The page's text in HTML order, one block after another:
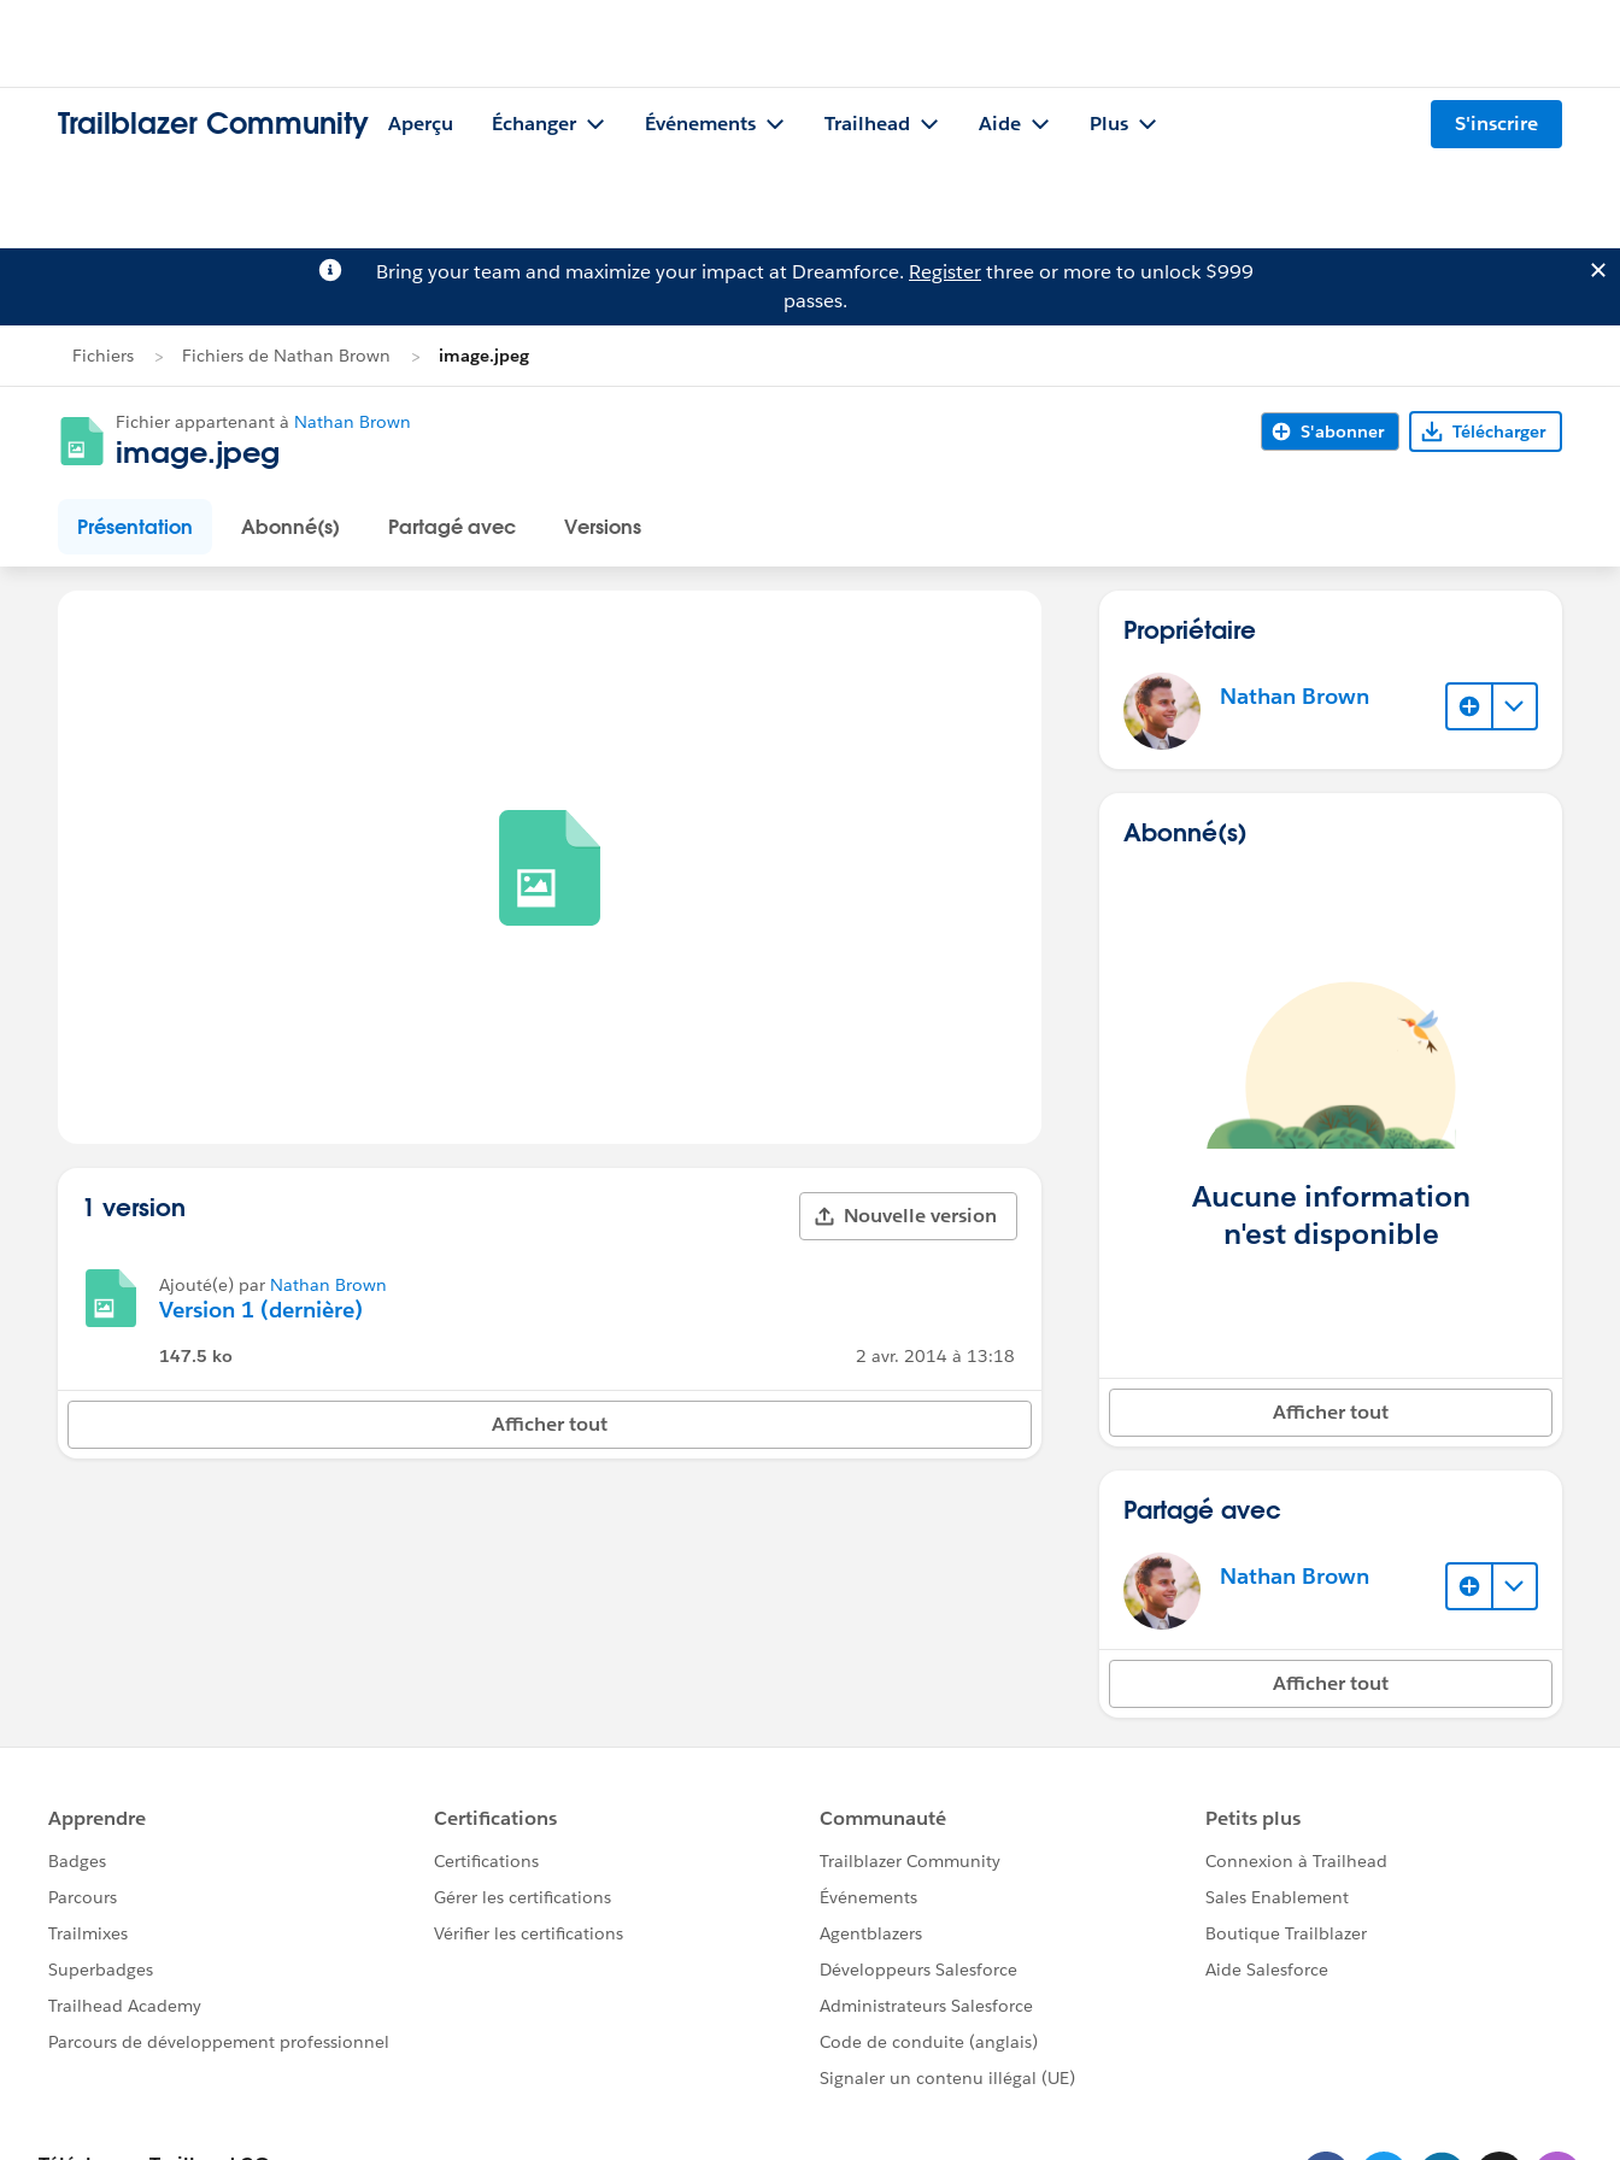
Trailblazer Community Aperçu Échanger Événements Trailhead Aide Plus S'inscrire
Bring your team and maximize your impact at Dreamforce. Registerthree or more to unlock $999
passes.
Fichiers Fichiers de Nathan Brown image.jpeg
Fichier appartenant à Nathan Brown
image.jpeg
S'abonner Télécharger
Présentation Abonné(s) Partagé avec Versions
1 version Nouvelle version
Ajouté(e) par Nathan Brown
Version 1 (dernière)
147.5 ko 2 avr. 2014 à 13:18
Afficher tout
Propriétaire
Nathan Brown
Abonné(s)
Aucune information
n'est disponible
Afficher tout
Partagé avec
Nathan Brown
Afficher tout